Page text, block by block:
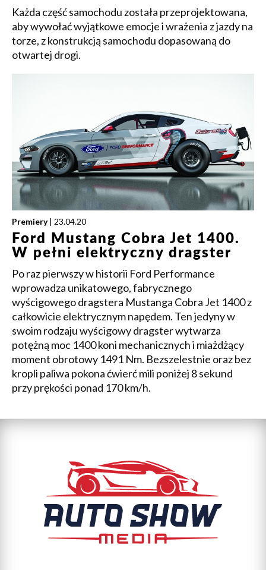
Każda część samochodu została przeprojektowana,
aby wywołać wyjątkowe emocje i wrażenia z jazdy na
torze, z konstrukcją samochodu dopasowaną do
otwartej drogi.
Premiery | 23.04.20
Ford Mustang Cobra Jet 1400.
W pełni elektryczny dragster
Po raz pierwszy w historii Ford Performance
wprowadza unikatowego, fabrycznego
wyścigowego dragstera Mustanga Cobra Jet 1400 z
całkowicie elektrycznym napędem. Ten jedyny w
swoim rodzaju wyścigowy dragster wytwarza
potężną moc 1400 koni mechanicznych i miażdżący
moment obrotowy 1491 Nm. Bezszelestnie oraz bez
kropli paliwa pokona ćwierć mili poniżej 8 sekund
przy prękości ponad 170 km/h.